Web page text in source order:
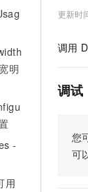
明
-
用
更新时
调用
调试
您
可
多元化、
无影云电脑
随时随地
云解析DNS
面向分析
Hermes
自主进化
快速拥有
推荐新用
云工开物
高校专属
免费试用
最高领取
管理和优
观测云
Tuya 物
电子合同
销售伙
无影生态
自助服务
在线服务
短信专区
分析师报
研究报告
AI 算法大